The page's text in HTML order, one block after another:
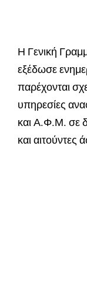
Η Γενική
εξέδωσε
παρέχονται
υπηρεσίες
και Α.Φ.Μ. σε
και αιτούντες